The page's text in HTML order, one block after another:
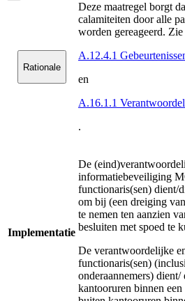
Rationale
Deze maatregel borgt
calamiteiten door alle
worden gereageerd.
A.12.4.1
en
A.16.1.1
.
Implementatie
De
informatiebeveiliging
functionaris(sen) dient/
om bij (een dreiging
te nemen ten aanzien
besluiten met spoed te
De verantwoordelijke
functionaris(sen)
onderaannemers)
kantooruren binnen